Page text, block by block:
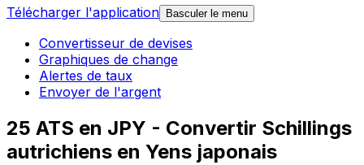
Télécharger l'application
Basculer le menu
Convertisseur de devises
Graphiques de change
Alertes de taux
Envoyer de l'argent
25 ATS en JPY - Convertir Schillings
autrichiens en Yens japonais